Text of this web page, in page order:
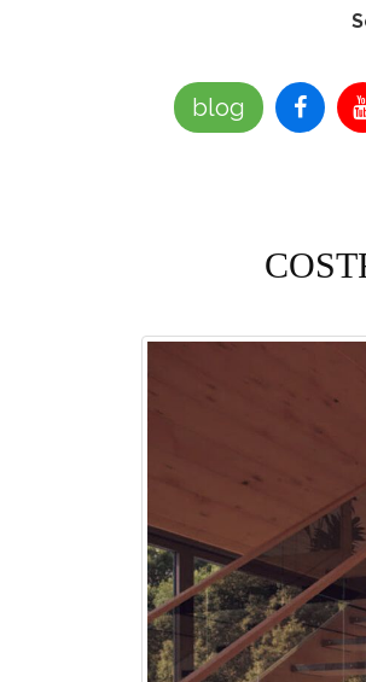
blog